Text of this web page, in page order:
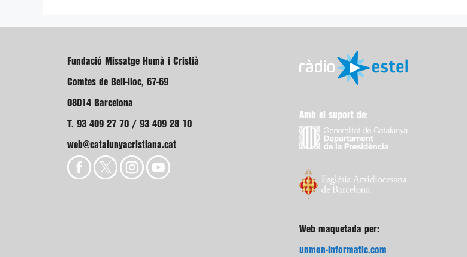
Fundació Missatge Humà i Cristià
Comtes de Bell-lloc, 67-69
08014 Barcelona
T. 93 409 27 70 / 93 409 28 10
web@catalunyacristiana.cat
Amb el suport de:
Web maquetada per:
unmon-informatic.com